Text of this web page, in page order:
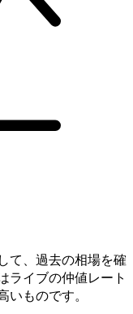
て、過去の相場を確
ライブの仲値レート
ものです。